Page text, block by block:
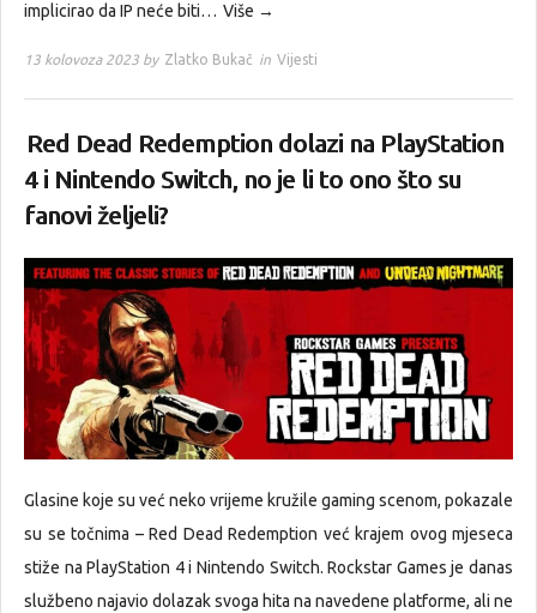
implicirao da IP neće biti… Više →
13 kolovoza 2023 by Zlatko Bukač in Vijesti
Red Dead Redemption dolazi na PlayStation
4 i Nintendo Switch, no je li to ono što su
fanovi željeli?
Glasine koje su već neko vrijeme kružile gaming scenom, pokazale
su se točnima – Red Dead Redemption već krajem ovog mjeseca
stiže na PlayStation 4 i Nintendo Switch. Rockstar Games je danas
službeno najavio dolazak svoga hita na navedene platforme, ali ne